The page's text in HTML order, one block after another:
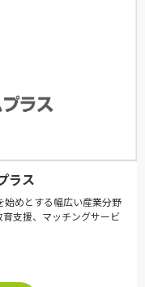
ラス
始めとする幅広い産業分野
支援、マッチングサービ